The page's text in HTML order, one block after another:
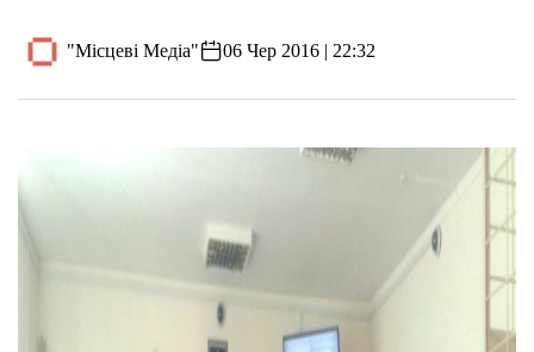
"Місцеві Медіа" 06 Чер 2016 | 22:32